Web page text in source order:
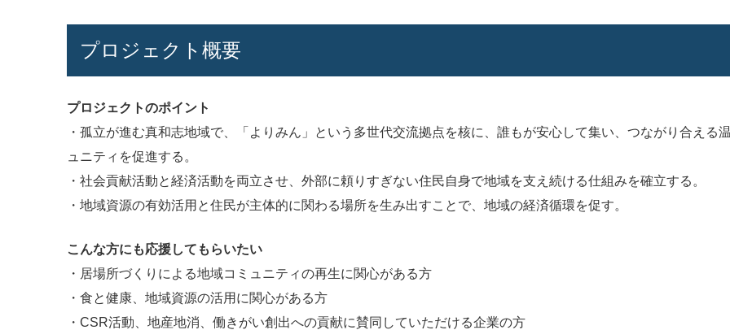
プロジェクト概要
プロジェクトのポイント
・孤立が進む真和志地域で、「よりみん」という多世代交流拠点を核に、誰もが安心して集い、つながり合える
ュニティを促進する。
・社会貢献活動と経済活動を両立させ、外部に頼りすぎない住民自身で地域を支え続ける仕組みを確立する。
・地域資源の有効活用と住民が主体的に関わる場所を生み出すことで、地域の経済循環を促す。
こんな方にも応援してもらいたい
・居場所づくりによる地域コミュニティの再生に関心がある方
・食と健康、地域資源の活用に関心がある方
・CSR活動、地産地消、働きがい創出への貢献に賛同していただける企業の方